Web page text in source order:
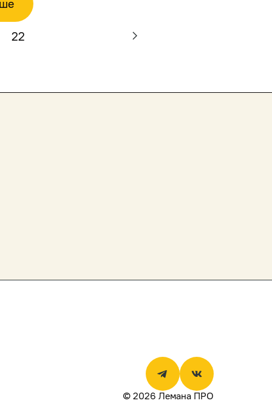
22
© 2026 Лемана ПРО